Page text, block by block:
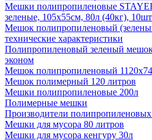
Мешки полипропиленовые
зеленые, 105х55см, 80л (40кг), 10шт
Мешок полипропиленовый
технические характеристики
Полипропиленовый зеленый мешок
эконом
Мешок полипропиленовый
Мешок полимерный 120 литров
Мешки полипропиленовые 200л
Полимерные мешки
Производители
Мешки для мусора 80 литров
Мешки для мусора кенгуру 30л